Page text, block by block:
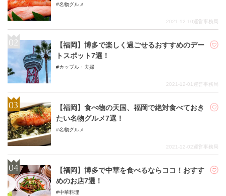
名物グルメ
2021-12-10運営事務局
【福岡】博多で楽しく過ごせるおすすめのデー
トスポット7選！
カップル・夫婦
2021-12-01 運営事務局
【福岡】食べ物の天国、福岡で絶対食べておき
たい名物グルメ7選！
名物グルメ
2021-12-02運営事務局
【福岡】博多で中華を食べるならココ！おすす
めのお店7選！
中華料理